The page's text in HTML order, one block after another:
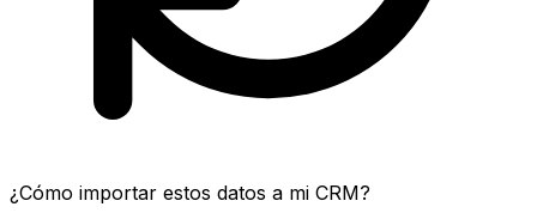
¿Cómo importar estos datos a mi CRM?